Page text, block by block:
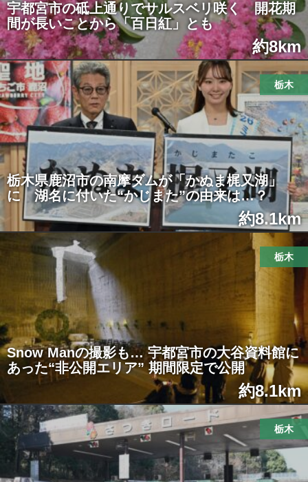
宇都宮市の砥上通りでサルスベリ咲く 開花期
間が長いことから「百日紅」とも
約8km
栃木
栃木県鹿沼市の南摩ダムが「かぬま梶又湖」
に 湖名に付いた“かじまた”の由来は…？
約8.1km
栃木
Snow Manの撮影も… 宇都宮市の大谷資料館に
あった“非公開エリア” 期間限定で公開
約8.1km
栃木